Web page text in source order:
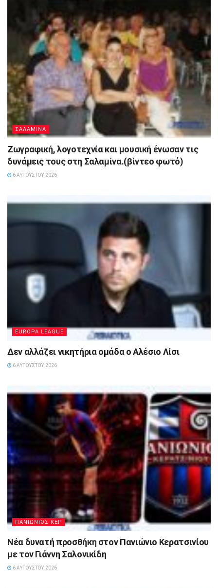
ΣΑΛΑΜΙΝΑ
Ζωγραφική, λογοτεχνία και μουσική ένωσαν τις
δυνάμεις τους στη Σαλαμίνα.(βίντεο φωτό)
6 ΑΥΓΟΎΣΤΟΥ, 2026
EUROPA LEAGUE
Δεν αλλάζει νικητήρια ομάδα ο Αλέσιο Λίσι
6 ΑΥΓΟΎΣΤΟΥ, 2026
ΠΑΝΙΩΝΙΟΣ ΚΕΡ
Νέα δυνατή προσθήκη στον Πανιώνιο Κερατσινίου
με τον Γιάννη Σαλονικίδη
6 ΑΥΓΟΎΣΤΟΥ, 2026